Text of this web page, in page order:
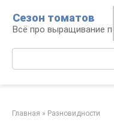
контенту
Сезон томатов
Всё про выращивание
Главная » Разновидности